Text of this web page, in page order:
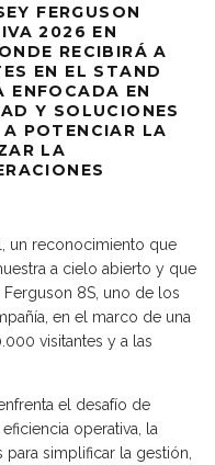
FERGUSON
2026 EN
RECIBIRÁ A
EN EL STAND
ENFOCADA EN
Y SOLUCIONES
POTENCIAR LA
LA
un reconocimiento que
a cielo abierto y que
8S, uno de los
en el marco de una
visitantes y a las
el desafío de
operativa, la
simplificar la gestión,